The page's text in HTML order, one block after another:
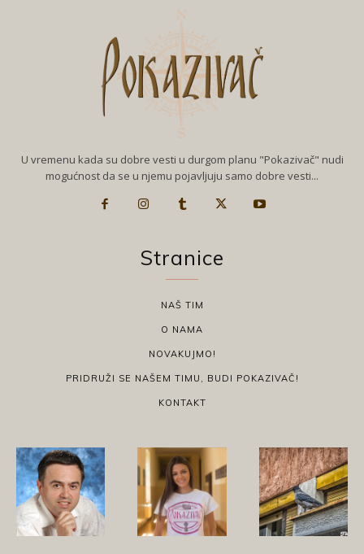
U vremenu kada su dobre vesti u durgom planu "Pokazivač" nudi
mogućnost da se u njemu pojavljuju samo dobre vesti...
Stranice
NAŠ TIM
O NAMA
NOVAKUJMO!
PRIDRUŽI SE NAŠEM TIMU, BUDI POKAZIVAČ!
KONTAKT